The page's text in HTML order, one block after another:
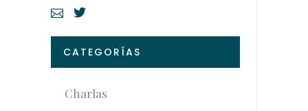
CATEGORÍAS
Charlas